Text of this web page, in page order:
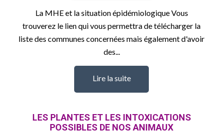
La MHE et la situation épidémiologique Vous
trouverez le lien qui vous permettra de télécharger la
liste des communes concernées mais également d'avoir
des...
Lire la suite
LES PLANTES ET LES INTOXICATIONS
POSSIBLES DE NOS ANIMAUX